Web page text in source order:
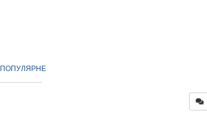
ПОПУЛЯРНЕ